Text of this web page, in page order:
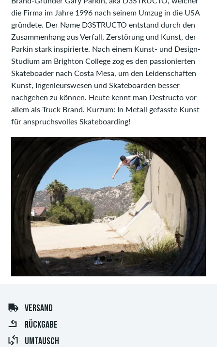
die Firma im Jahre 1996 nach seinem Umzug in die USA
gründete. Der Name D3STRUCTO entstand durch den
Zusammenhang aus Verfall, Zerstörung und Kunst, der
Parkin stark inspirierte. Nach einem Kunst- und Design-
Studium am Brighton College zog es den passionierten
Skateboader nach Costa Mesa, um den Leidenschaften
Kunst, Ingenieurswesen und Skateboarden besser
nachgehen zu können. Heute kennt man Destructo vor
allem als Truck Brand. Kurzum: In Metall gefasste Kunst
für anspruchsvolles Skateboarding!
VERSAND
RÜCKGABE
UMTAUSCH